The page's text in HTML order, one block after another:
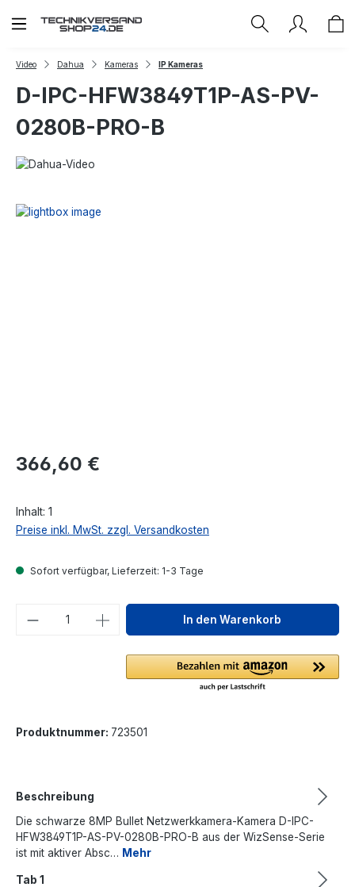
Zum Hauptinhalt springen
Video Dahua Kameras IP Kameras
D-IPC-HFW3849T1P-AS-PV-
0280B-PRO-B
Regulärer Preis:
366,60 €
Inhalt: 1
Preise inkl. MwSt. zzgl. Versandkosten
Sofort verfügbar, Lieferzeit: 1-3 Tage
Produkt Anzahl: Gib denIn den Warenkorb
Produktnummer: 723501
Beschreibung
Die schwarze 8MP Bullet Netzwerkkamera-Kamera D-IPC-
HFW3849T1P-AS-PV-0280B-PRO-B aus der WizSense-Serie
ist mit aktiver Absc… Mehr
Tab 1